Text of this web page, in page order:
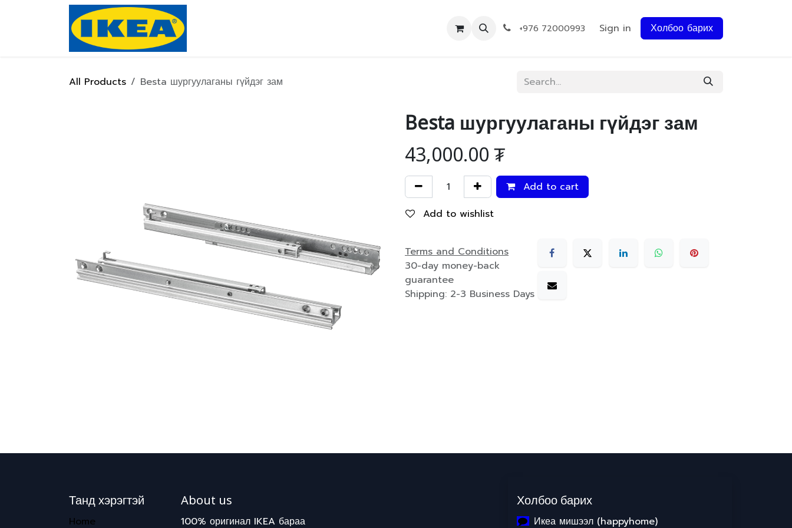
Skip to Content
+976 72000993 Sign in Холбоо барих
All Products Besta шургуулаганы гүйдэг зам
Besta шургуулаганы гүйдэг зам
43,000.00₮
Add to cart
Add to wishlist
Terms and Conditions
30-day money-back
guarantee
Shipping: 2-3 Business Days
Танд хэрэгтэй
Home
About us
100% оригинал IKEA бараа
Холбоо барих
Икеа мишээл (happyhome)